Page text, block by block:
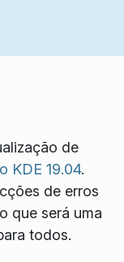
de
KDE 19.04.
de erros
que será uma
todos.